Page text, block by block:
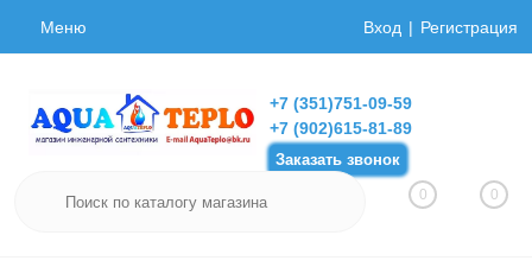
Меню Вход Регистрация
+7 (351)751-09-59
+7 (902)615-81-89
Заказать звонок
0 0